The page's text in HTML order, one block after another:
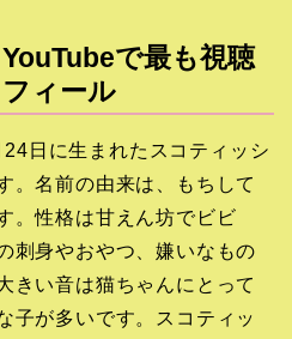
で最も視聴
ィール
日に生まれたスコティッシ
。名前の由来は、もちして
。性格は甘えん坊でビビ
刺身やおやつ、嫌いなもの
きい音は猫ちゃんにとって
子が多いです。スコティッ